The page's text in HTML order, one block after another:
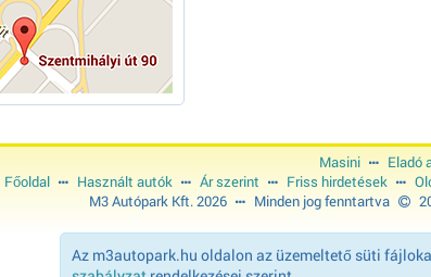
Masini Eladó
Főoldal
Használt autók Ár szerint Friss hirdetések
M3 Autópark Kft. 2026
Minden jog fenntartva
Az m3autopark.hu oldalon az üzemeltető süti